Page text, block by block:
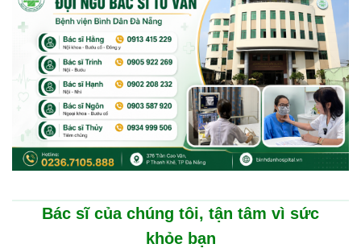
Bác sĩ của chúng tôi, tận tâm vì sức
khỏe bạn